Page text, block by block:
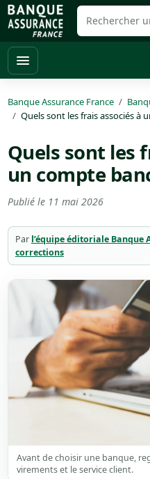
Banque Assurance France
Quels sont les frais associés à
Quels sont les
un compte
Publié le 11 mai 2026
Par l’équipe éditoriale Banque
corrections
Avant de choisir une banque,
virements et le service client.